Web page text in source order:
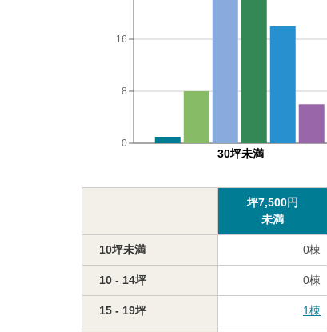
30坪未満
0
8
16
坪7,500円
未満
10坪未満 0棟
10 - 14坪 0棟
15 - 19坪 1棟